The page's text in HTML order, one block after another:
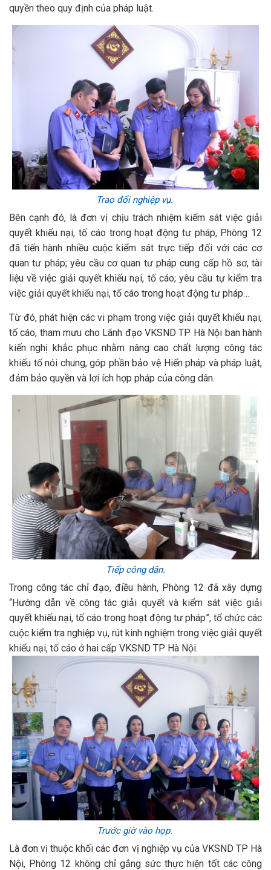
quyền theo quy định của pháp luật.
Trao đổi nghiệp vụ.
Bên cạnh đó, là đơn vị chịu trách nhiệm kiểm sát việc giải
quyết khiếu nại, tố cáo trong hoạt động tư pháp, Phòng 12
đã tiến hành nhiều cuộc kiểm sát trực tiếp đối với các cơ
quan tư pháp; yêu cầu cơ quan tư pháp cung cấp hồ sơ, tài
liệu về việc giải quyết khiếu nại, tố cáo; yêu cầu tự kiểm tra
việc giải quyết khiếu nại, tố cáo trong hoạt động tư pháp…
Từ đó, phát hiện các vi phạm trong việc giải quyết khiếu nại,
tố cáo, tham mưu cho Lãnh đạo VKSND TP Hà Nội ban hành
kiến nghị khắc phục nhằm nâng cao chất lượng công tác
khiếu tố nói chung, góp phần bảo vệ Hiến pháp và pháp luật,
đảm bảo quyền và lợi ích hợp pháp của công dân.
Tiếp công dân.
Trong công tác chỉ đạo, điều hành, Phòng 12 đã xây dựng
“Hướng dẫn về công tác giải quyết và kiểm sát việc giải
quyết khiếu nại, tố cáo trong hoạt động tư pháp”, tổ chức các
cuộc kiểm tra nghiệp vụ, rút kinh nghiệm trong việc giải quyết
khiếu nại, tố cáo ở hai cấp VKSND TP Hà Nội.
Trước giờ vào họp.
Là đơn vị thuộc khối các đơn vị nghiệp vụ của VKSND TP Hà
Nội, Phòng 12 không chỉ gắng sức thực hiện tốt các công